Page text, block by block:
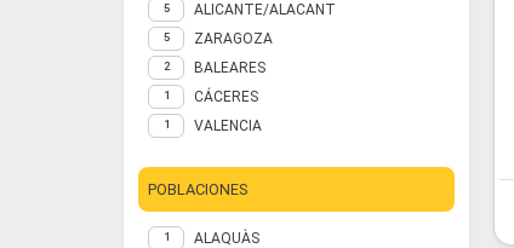
5 ALICANTE/ALACANT
5 ZARAGOZA
2 BALEARES
1 CÁCERES
1 VALENCIA
POBLACIONES
1 ALAQUÀS